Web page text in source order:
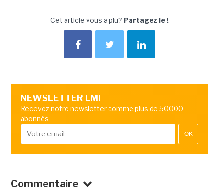
Cet article vous a plu? Partagez le !
NEWSLETTER LMI
Recevez notre newsletter comme plus de 50000
abonnés
OK
Commentaire